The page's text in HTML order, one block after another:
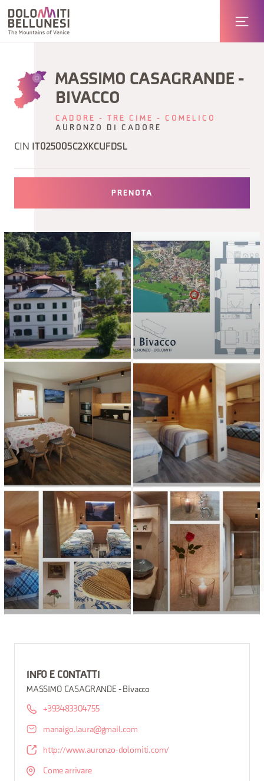
MASSIMO CASAGRANDE -
BIVACCO
CADORE - TRE CIME - COMELICO
AURONZO DI CADORE
CIN IT025005C2XKCUFDSL
PRENOTA
INFO E CONTATTI
MASSIMO CASAGRANDE - Bivacco
+393483304755
manaigo.laura@gmail.com
http://www.auronzo-dolomiti.com/
Come arrivare